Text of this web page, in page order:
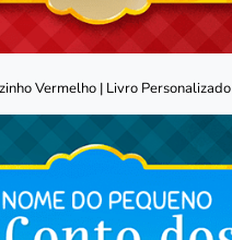
Vermelho | Livro Personalizado